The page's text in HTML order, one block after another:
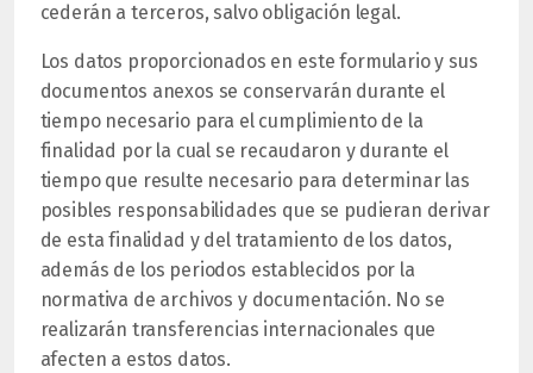
cederán a terceros, salvo obligación legal.
Los datos proporcionados en este formulario y sus
documentos anexos se conservarán durante el
tiempo necesario para el cumplimiento de la
finalidad por la cual se recaudaron y durante el
tiempo que resulte necesario para determinar las
posibles responsabilidades que se pudieran derivar
de esta finalidad y del tratamiento de los datos,
además de los periodos establecidos por la
normativa de archivos y documentación. No se
realizarán transferencias internacionales que
afecten a estos datos.